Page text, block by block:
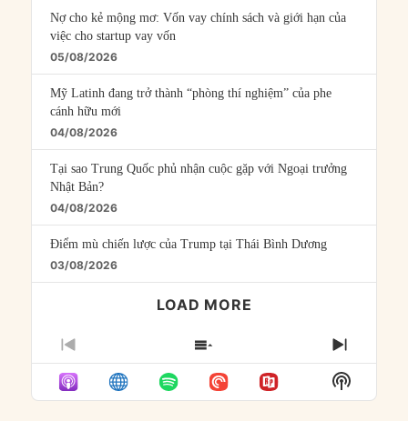
Nợ cho kẻ mộng mơ: Vốn vay chính sách và giới hạn của
việc cho startup vay vốn
05/08/2026
Mỹ Latinh đang trở thành “phòng thí nghiệm” của phe
cánh hữu mới
04/08/2026
Tại sao Trung Quốc phủ nhận cuộc gặp với Ngoại trưởng
Nhật Bản?
04/08/2026
Điểm mù chiến lược của Trump tại Thái Bình Dương
03/08/2026
LOAD MORE
PREVIOUS
EPISODE
SHOW
EPISODES
LIST
NEXT
Show
Podcast